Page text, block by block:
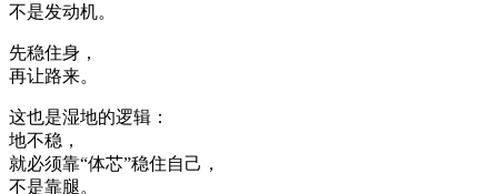
不是发动机。
先稳住身，
再让路来。
这也是湿地的逻辑：
地不稳，
就必须靠“体芯”稳住自己，
不是靠腿。